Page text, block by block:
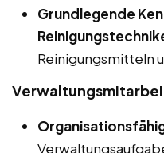
Grundlegende
Reinigungsmitteln